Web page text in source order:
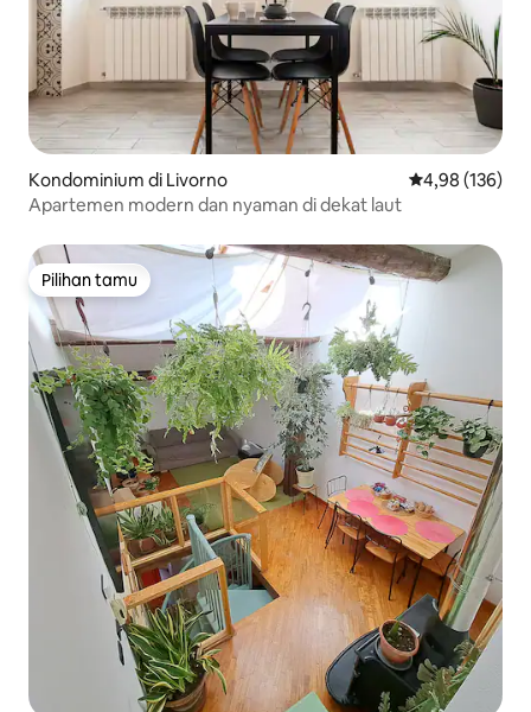
Kondominium di Livorno Nilai rata-rata
4,98 (136)
Apartemen modern dan nyaman di dekat laut
Pilihan tamu
Pilihan tamu